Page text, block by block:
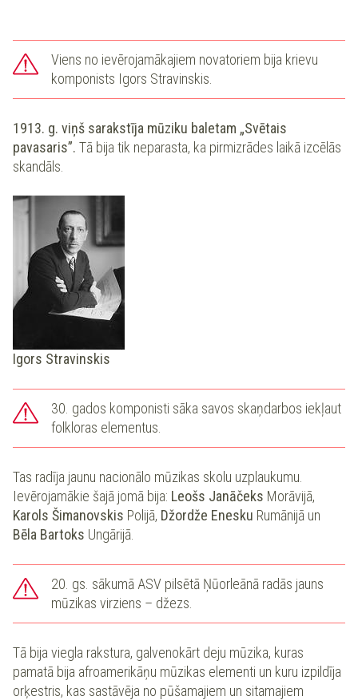
Viens no ievērojamākajiem novatoriem bija krievu
komponists Igors Stravinskis.
1913. g. viņš sarakstīja mūziku baletam „Svētais
pavasaris”. Tā bija tik neparasta, ka pirmizrādes laikā izcēlās
skandāls.
Igors Stravinskis
30. gados komponisti sāka savos skaņdarbos iekļaut
folkloras elementus.
Tas radīja jaunu nacionālo mūzikas skolu uzplaukumu.
Ievērojamākie šajā jomā bija: Leošs Janāčeks Morāvijā,
Karols Šimanovskis Polijā, Džordže Enesku Rumānijā un
Bēla Bartoks Ungārijā.
20. gs. sākumā ASV pilsētā Ņūorleānā radās jauns
mūzikas virziens – džezs.
Tā bija viegla rakstura, galvenokārt deju mūzika, kuras
pamatā bija afroamerikāņu mūzikas elementi un kuru izpildīja
orķestris, kas sastāvēja no pūšamajiem un sitamajiem